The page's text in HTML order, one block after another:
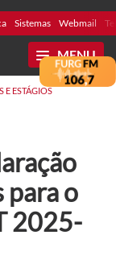
Sistemas Webmail
MENU
E ESTÁGIOS
para o
2025-